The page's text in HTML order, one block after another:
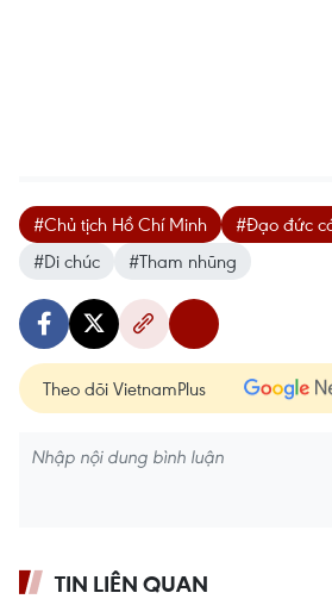
#Chủ tịch Hồ Chí Minh
#Đạo đức
#Di chúc
#Tham nhũng
Theo dõi VietnamPlus
TIN LIÊN QUAN